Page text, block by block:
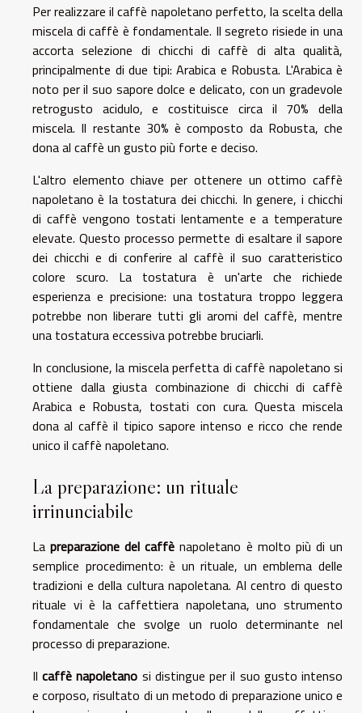
Per realizzare il caffè napoletano perfetto, la scelta della
miscela di caffè è fondamentale. Il segreto risiede in una
accorta selezione di chicchi di caffè di alta qualità,
principalmente di due tipi: Arabica e Robusta. L'Arabica è
noto per il suo sapore dolce e delicato, con un gradevole
retrogusto acidulo, e costituisce circa il 70% della
miscela. Il restante 30% è composto da Robusta, che
dona al caffè un gusto più forte e deciso.
L'altro elemento chiave per ottenere un ottimo caffè
napoletano è la tostatura dei chicchi. In genere, i chicchi
di caffè vengono tostati lentamente e a temperature
elevate. Questo processo permette di esaltare il sapore
dei chicchi e di conferire al caffè il suo caratteristico
colore scuro. La tostatura è un'arte che richiede
esperienza e precisione: una tostatura troppo leggera
potrebbe non liberare tutti gli aromi del caffè, mentre
una tostatura eccessiva potrebbe bruciarli.
In conclusione, la miscela perfetta di caffè napoletano si
ottiene dalla giusta combinazione di chicchi di caffè
Arabica e Robusta, tostati con cura. Questa miscela
dona al caffè il tipico sapore intenso e ricco che rende
unico il caffè napoletano.
La preparazione: un rituale
irrinunciabile
Lapreparazione del caffè napoletano è molto più di un
semplice procedimento: è un rituale, un emblema delle
tradizioni e della cultura napoletana. Al centro di questo
rituale vi è la caffettiera napoletana, uno strumento
fondamentale che svolge un ruolo determinante nel
processo di preparazione.
Ilcaffè napoletano si distingue per il suo gusto intenso
e corposo, risultato di un metodo di preparazione unico e